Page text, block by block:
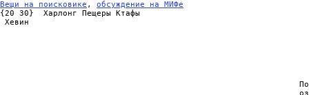
Вещи на поисковике , обсуждение на МИФе
{20 30}	 Харлонг Пещеры Ктафы
Хевин